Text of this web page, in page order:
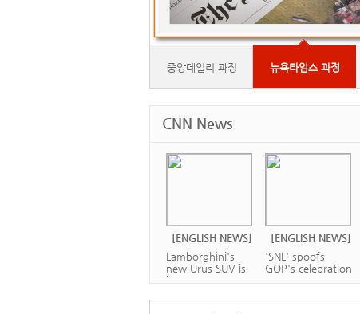
중앙데일리 과정 뉴욕타임스 과정
CNN News
[ENGLISH NEWS]
Lamborghini's
new Urus SUV is
ba...
[ENGLISH NEWS]
'SNL' spoofs
GOP's celebration